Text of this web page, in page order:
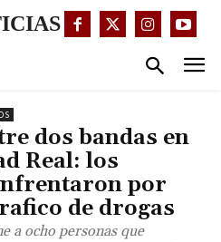
dos bandas en
Real: los
por
de drogas
a ocho personas que